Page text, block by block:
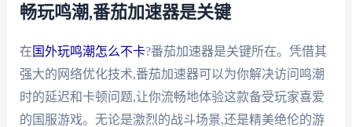
畅玩鸣潮,番茄加速器是关键
在 国外玩鸣潮怎么不卡?番茄加速器是关键所在。凭借其
强大的网络优化技术,番茄加速器可以为你解决访问鸣潮
时的延迟和卡顿问题,让你流畅地体验这款备受玩家喜爱
的国服游戏。无论是激烈的战斗场景,还是精美绝伦的游